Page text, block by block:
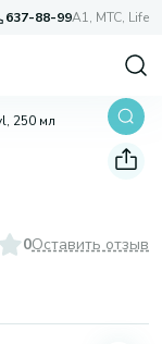
637-88-99A1, МТС, Life
250 мл
0Оставить отзыв